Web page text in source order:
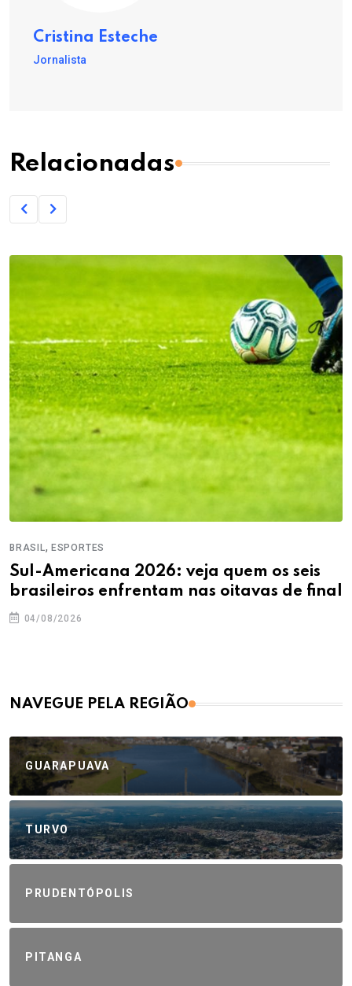
Cristina Esteche
Jornalista
Relacionadas
BRASIL, ESPORTES
Sul-Americana 2026: veja quem os seis
brasileiros enfrentam nas oitavas de final
04/08/2026
NAVEGUE PELA REGIÃO
GUARAPUAVA
TURVO
PRUDENTÓPOLIS
PITANGA